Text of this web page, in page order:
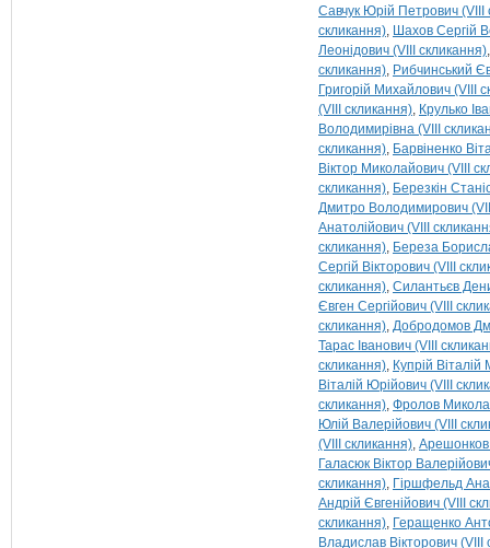
Савчук Юрій Петрович (VIII
скликання) Шахов Сергій
Леонідович (VIII скликання)
скликання) Рибчинський
Григорій Михайлович (VIII
(VIII скликання) Крулько
Володимирівна (VIII
скликання) Барвіненко
Віктор Миколайович (VIII
скликання) Березкін
Дмитро Володимирович
Анатолійович (VIII
скликання) Береза
Сергій Вікторович (VIII
скликання) Силантьєв
Євген Сергійович (VIII
скликання) Добродомов
Тарас Іванович (VIII
скликання) Купрій
Віталій Юрійович (VIII
скликання) Фролов Микола
Юлій Валерійович (VIII
(VIII скликання) Арешонков
Галасюк Віктор
скликання) Гіршфельд
Андрій Євгенійович (VIII
скликання) Геращенко
Владислав Вікторович (VIII